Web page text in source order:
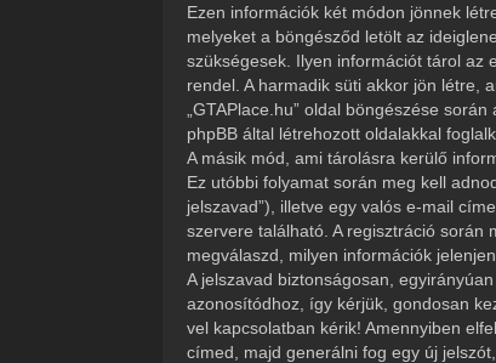
Ezen információk két módon jönnek
melyeket a böngésződ letölt az
szükségesek. Ilyen információt tárol az
rendel. A harmadik süti akkor jön létre,
„GTAPlace.hu” oldal böngészése
phpBB által létrehozott oldalakkal
A másik mód, ami tárolásra kerülő
Ez utóbbi folyamat során meg kell
jelszavad”), illetve egy valós e-mail
szervere található. A regisztráció
megválaszd, milyen információk
A jelszavad biztonságosan,
azonosítódhoz, így kérjük, gondosan
vel kapcsolatban kérik! Amennyiben
címed, majd generálni fog egy új